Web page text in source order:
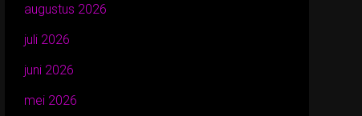
augustus 2026
juli 2026
juni 2026
mei 2026